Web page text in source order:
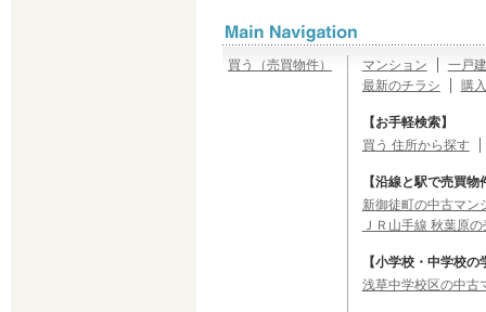
買う（売買物件） マンション
一戸
最新のチラシ
購
【お手軽検索】
買う 住所から探す
【沿線と駅で売買物
新御徒町の中古マン
ＪＲ山手線 秋葉原
【小学校・中学校
浅草中学校区の中古